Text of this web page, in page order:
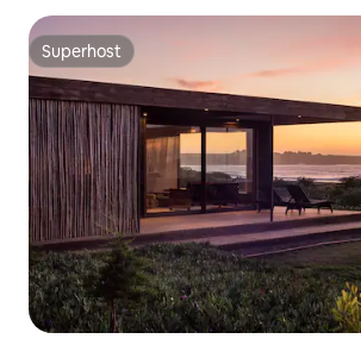
Superhost
Superhost